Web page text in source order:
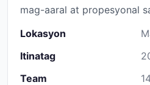
mag-aaral at propesyonal
Lokasyon
Itinatag
Team